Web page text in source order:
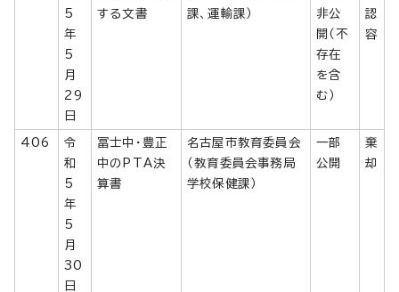
5
年
5
月
29
日
する文書
課、運輸課）
非公
開（不
存在
を含
む）
認
容
406
令
和
5
年
5
月
30
日
冨士中・豊正
中のPTA決
算書
名古屋市教育委員会
（教育委員会事務局
学校保健課）
一部
公開
棄
却